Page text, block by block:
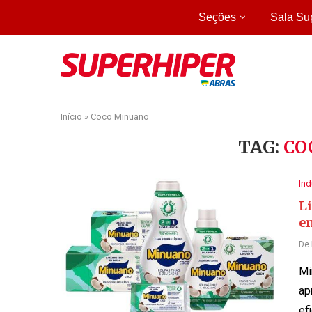
Seções Sala
Início » Coco Minuano
TAG:
De